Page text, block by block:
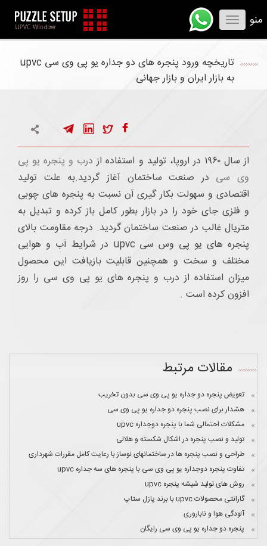
منو
Toggle
navigation
تاریخچه ورود پنجره های دو جداره یو پی وی سی upvc
به بازار ایران و بازار جهانی
از سال ۱۹۶۰ در اروپا، تولید و استفاده از
درب و پنجره یو پی
وی سی در صنعت ساختمان آغاز گردید.به علت تولید
اقتصادی و سهولت بکار گیری آن نسبت به پنجره های چوبی
و فلزی جای خود را در بازار بطور کامل باز کرده و تبدیل به
متریال غالب در صنعت ساختمان گردید. درجه مقاومت بالای
پنجره های یو پی وس سی upvc در شرایط آب و هوایی
مختلف و سخت و همچنین قابلیت بازیافت این محصول
میزان استفاده از درب و پنجره های یو پی وی سی را روز
افزون کرده است .
مقالات مرتبط
تعویض پنجره دو جداره یو پی وی سی بدون تخریب
هشدار برای نصب پنجره دو جداره یو پی وی سی
مشکلات احتمالی شما با پنجره دوجداره upvc
تولید و نصب پنجره در اشکال شکسته و هلالی
طراحی و نصب پنجره ها در ساختمانهای نوساز با رعایت کامل مقررات شهرداری
تفاوت پنجره دوجداره یو پی وی سی با پنجره های سه جداره upvc
روش های تولید شیشه پنجره upvc
گارانتی محصولات upvc با برند پازل ستاپ
آلودگی هوا و ناباروری
پنجره دو جداره یو پی وی سی رایگان